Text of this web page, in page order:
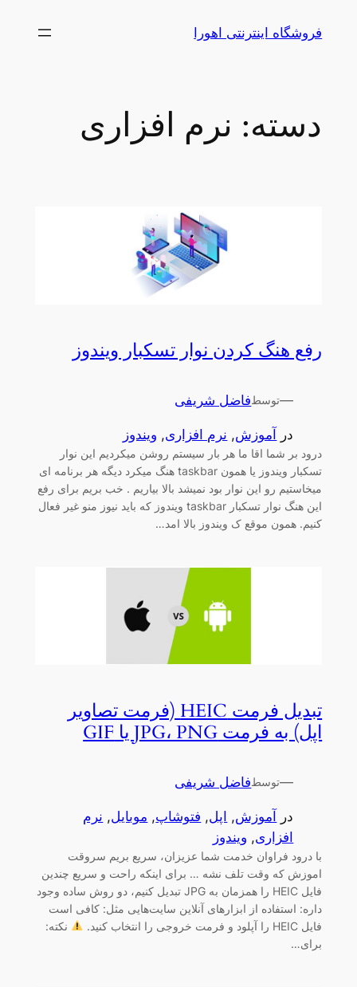
فروشگاه اینترنتی اهورا
دسته: نرم افزاری
رفع هنگ کردن نوار تسکبار ویندوز
—توسطفاضل شریفی
در آموزش, نرم افزاری, ویندوز
درود بر شما اقا ما هر بار سیستم روشن میکردیم این نوار
تسکبار ویندوز یا همون taskbar هنگ میکرد دیگه هر برنامه ای
میخاستیم رو این نوار بود نمیشد بالا بیاریم . خب بریم برای رفع
این هنگ نوار تسکبار taskbar ویندوز که باید نیوز منو غیر فعال
کنیم. همون موقع ک ویندوز بالا امد…
تبدیل فرمت HEIC (فرمت تصاویر
اپل) به فرمت‌ JPG، PNG یا GIF
—توسطفاضل شریفی
در آموزش, اپل, فتوشاپ, موبایل, نرم
افزاری, ویندوز
با درود فراوان خدمت شما عزیزان، سریع بریم سروقت
اموزش که وقت تلف نشه … برای اینکه راحت و سریع چندین
فایل HEIC را همزمان به JPG تبدیل کنیم، دو روش ساده وجود
داره: استفاده از ابزارهای آنلاین سایت‌هایی مثل: کافی است
فایل HEIC را آپلود و فرمت خروجی را انتخاب کنید.
نکته:
برای…